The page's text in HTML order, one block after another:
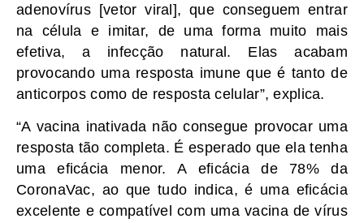
adenovírus [vetor viral], que conseguem entrar
na célula e imitar, de uma forma muito mais
efetiva, a infecção natural. Elas acabam
provocando uma resposta imune que é tanto de
anticorpos como de resposta celular”, explica.
“A vacina inativada não consegue provocar uma
resposta tão completa. É esperado que ela tenha
uma eficácia menor. A eficácia de 78% da
CoronaVac, ao que tudo indica, é uma eficácia
excelente e compatível com uma vacina de vírus